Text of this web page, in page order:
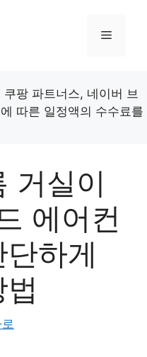
메
팡 파트너스, 네이버 브
따른 일정액의 수수료를
거실이
에어컨
하게